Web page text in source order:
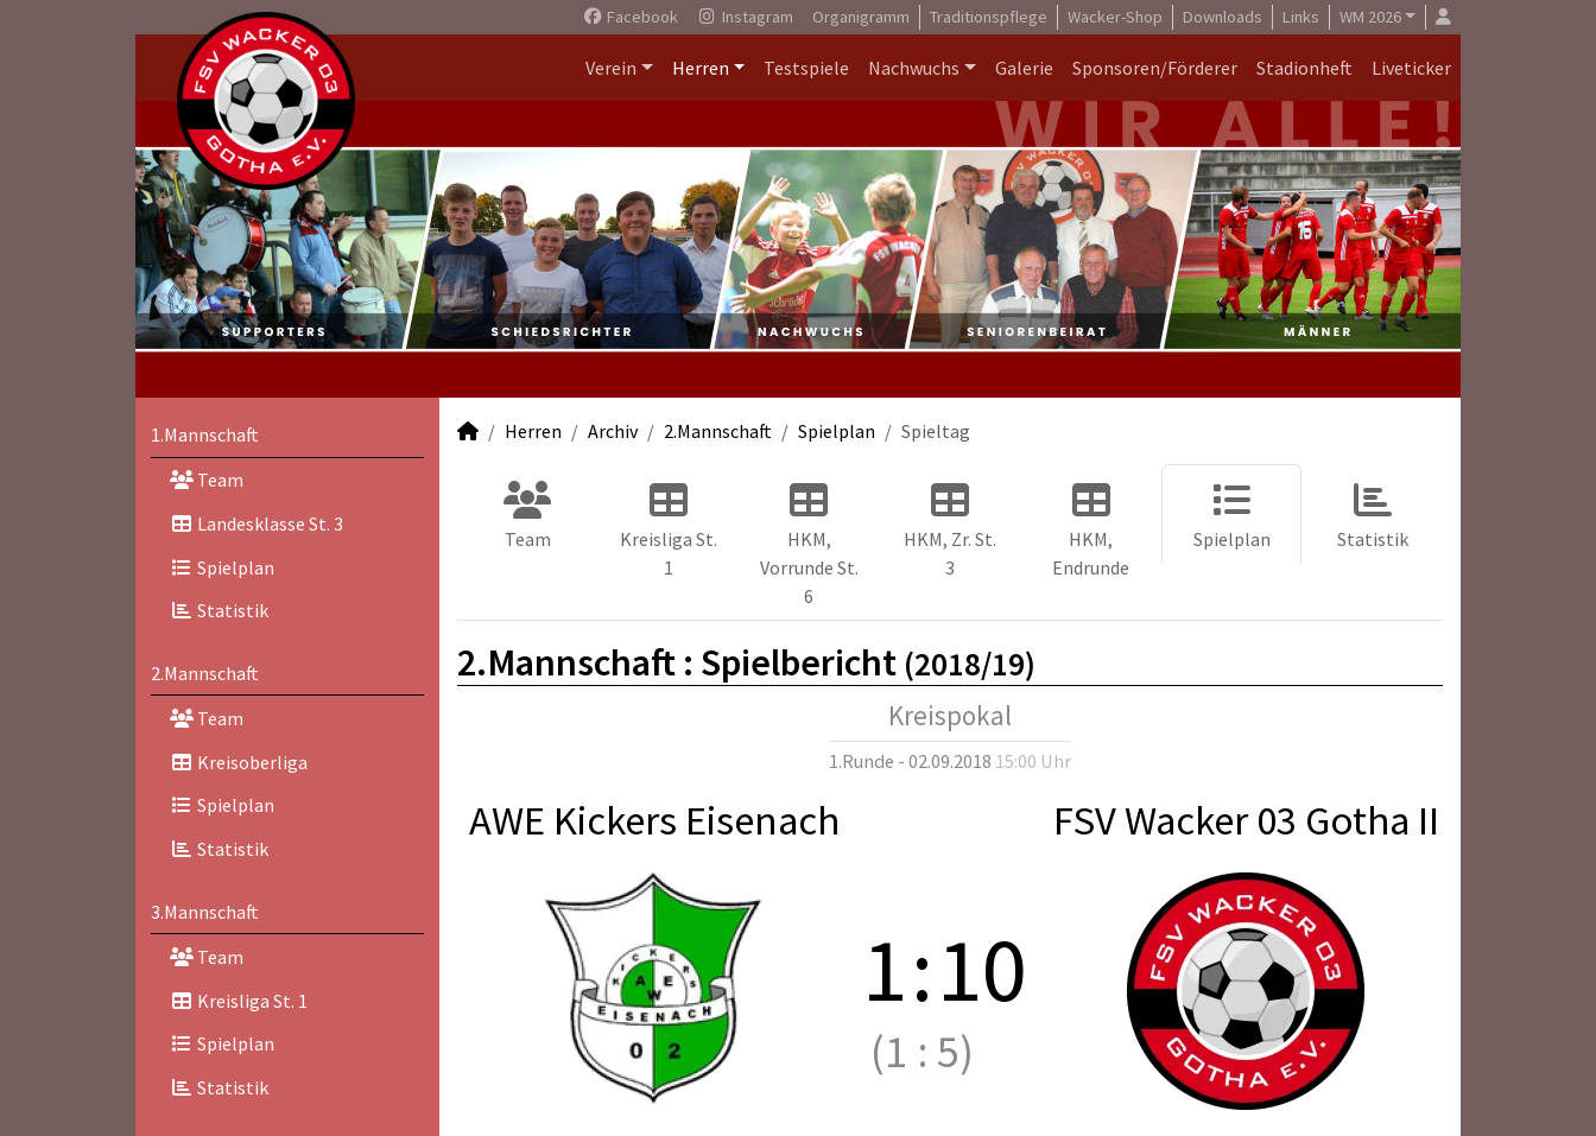
Facebook Instagram Organigramm Traditionspflege Wacker-Shop Downloads Links WM 2026
Verein Herren Testspiele Nachwuchs Galerie Sponsoren/Förderer Stadionheft Liveticker
1.Mannschaft
Team
Landesklasse St. 3
Spielplan
Statistik
2.Mannschaft
Team
Kreisoberliga
Spielplan
Statistik
3.Mannschaft
Team
Kreisliga St. 1
Spielplan
Statistik
Herren Archiv 2.Mannschaft Spielplan Spieltag
Team
Kreisliga St.
1
HKM,
Vorrunde St.
6
HKM, Zr. St.
3
HKM,
Endrunde
Spielplan Statistik
2.Mannschaft : Spielbericht (2018/19)
Kreispokal
1.Runde - 02.09.2018 15:00 Uhr
AWE Kickers Eisenach FSV Wacker 03 Gotha II
1:10
(1 : 5)